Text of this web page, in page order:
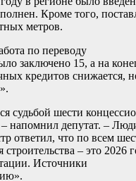
Кроме того,
метров.
по переводу
заключено 15, а на
кредитов снижается,
судьбой шести
напомнил депутат. –
ответил, что по всем
– это 2026
Источники